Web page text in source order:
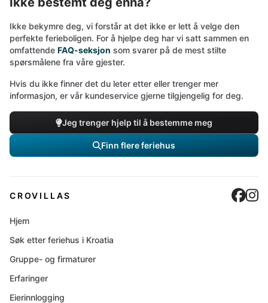
Ikke bekymre deg, vi forstår at det ikke er lett å velge den
perfekte ferieboligen. For å hjelpe deg har vi satt sammen en
omfattende FAQ-seksjon som svarer på de mest stilte
spørsmålene fra våre gjester.
Hvis du ikke finner det du leter etter eller trenger mer
informasjon, er vår kundeservice gjerne tilgjengelig for deg.
Jeg trenger hjelp til å bestemme meg
Finn flere feriehus
CROVILLAS
Hjem
Søk etter feriehus i Kroatia
Gruppe- og firmaturer
Erfaringer
Eierinnlogging